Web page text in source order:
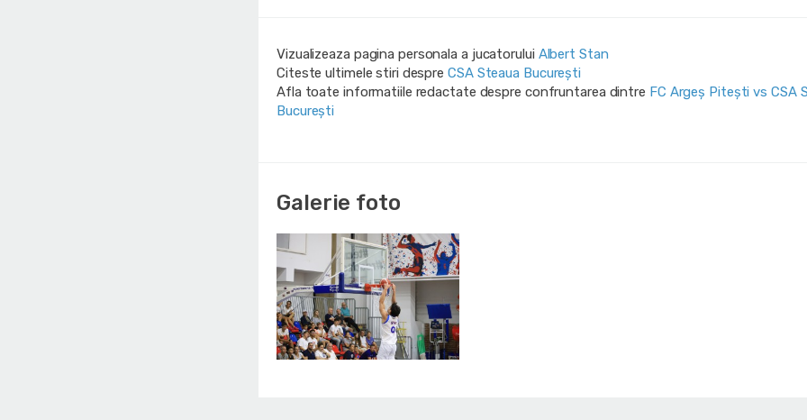
Vizualizeaza pagina personala a jucatorului Albert Stan
Citeste ultimele stiri despre CSA Steaua București
Afla toate informatiile redactate despre confruntarea dintre FC Argeș Pitești vs CSA
București
Galerie foto